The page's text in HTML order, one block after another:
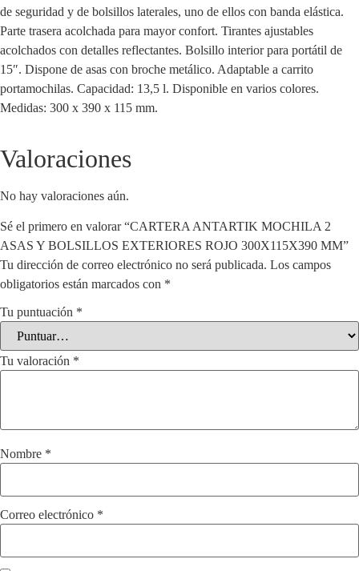
de seguridad y de bolsillos laterales, uno de ellos con banda elástica.
Parte trasera acolchada para mayor confort. Tirantes ajustables
acolchados con detalles reflectantes. Bolsillo interior para portátil de
15″. Dispone de asas con broche metálico. Adaptable a carrito
portamochilas. Capacidad: 13,5 l. Disponible en varios colores.
Medidas: 300 x 390 x 115 mm.
Valoraciones
No hay valoraciones aún.
Sé el primero en valorar “CARTERA ANTARTIK MOCHILA 2
ASAS Y BOLSILLOS EXTERIORES ROJO 300X115X390 MM”
Tu dirección de correo electrónico no será publicada. Los campos
obligatorios están marcados con *
Tu puntuación *
Tu valoración *
Nombre *
Correo electrónico *